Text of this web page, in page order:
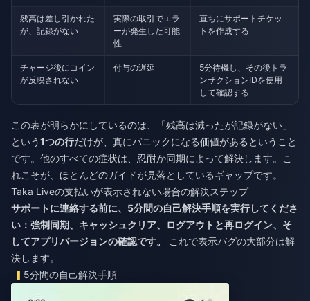
残高は差し引かれた
が、記録がない
実際の取引でエラ
ーが発生した可能
性
直ちにサポートチケッ
トを作成する
チャージ後にコイン
が反映されない
付与の遅延
5分待機し、その後トラ
ンザクションIDを使用
して確認する
この表が明らかにしているのは、「残高は減ったが記録がない」
という1つの行だけが、真にパニックになる価値があるということ
です。他のすべての症状は、忍耐か同期によって解決します。こ
れこそが、ほとんどのガイドが見落としているギャップです。
Taka Liveの支払いが表示されない場合の解決ステップ
サポートに連絡する前に、5分間の自己解決手順を実行してくださ
い：強制同期、キャッシュクリア、ログアウトと再ログイン、そ
してアプリバージョンの確認です。
これで表示バグの大部分は解
決します。
5分間の自己解決手順